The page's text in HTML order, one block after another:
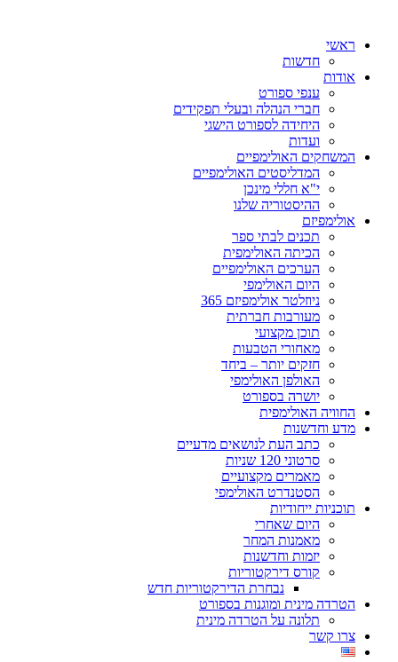
ראשי
חדשות
אודות
ענפי ספורט
חברי הנהלה ובעלי תפקידים
היחידה לספורט הישגי
ועדות
המשחקים האולימפיים
המדליסטים האולימפיים
י"א חללי מינכן
ההיסטוריה שלנו
אולימפיזם
תכנים לבתי ספר
הכיתה האולימפית
הערכים האולימפיים
היום האולימפי
ניוזלטר אולימפיזם 365
מעורבות חברתית
תוכן מקצועי
מאחורי הטבעות
חזקים יותר – ביחד
האולפן האולימפי
יושרה בספורט
החוויה האולימפית
מדע וחדשנות
כתב העת לנושאים מדעיים
סרטוני 120 שניות
מאמרים מקצועיים
הסטנדרט האולימפי
תוכניות ייחודיות
היום שאחרי
מאמנות המחר
יזמות וחדשנות
קורס דירקטוריות
נבחרת הדירקטוריות חדש
הטרדה מינית ומוגנות בספורט
תלונה על הטרדה מינית
צרו קשר